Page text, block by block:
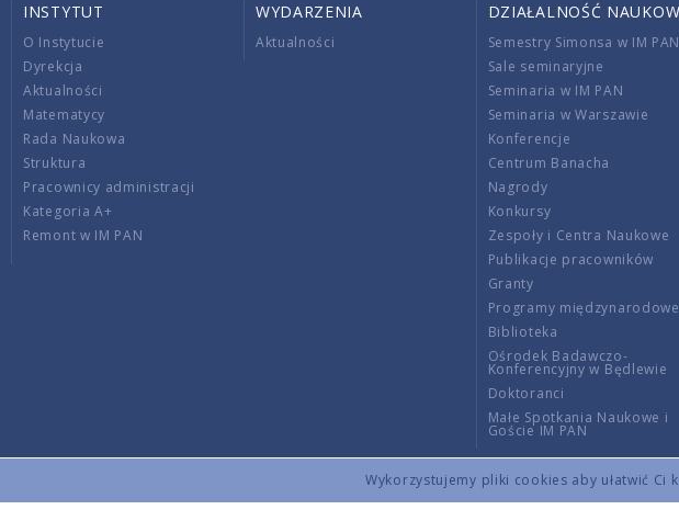
Wykorzystujemy pliki cookies aby ułatwić
INSTYTUT
O Instytucie
Dyrekcja
Aktualności
Matematycy
Rada Naukowa
Struktura
Pracownicy administracji
Kategoria A+
Remont w IM PAN
WYDARZENIA
Aktualności
DZIAŁALNOŚĆ
Semestry Simonsa w IM PAN
Sale seminaryjne
Seminaria w IM PAN
Seminaria w Warszawie
Konferencje
Centrum Banacha
Nagrody
Konkursy
Zespoły i Centra Naukowe
Publikacje pracowników
Granty
Programy międzynarodowe
Biblioteka
Ośrodek Badawczo-
Konferencyjny w Będlewie
Doktoranci
Małe Spotkania Naukowe i
Goście IM PAN